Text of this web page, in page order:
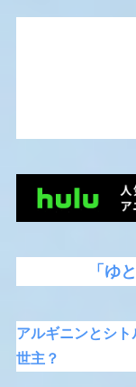
「ゆ
アルギニンとシ
世主？